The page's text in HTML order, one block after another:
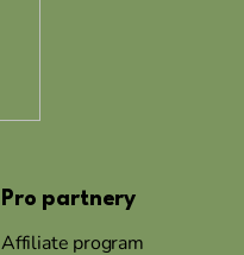
Pro partnery
Affiliate program